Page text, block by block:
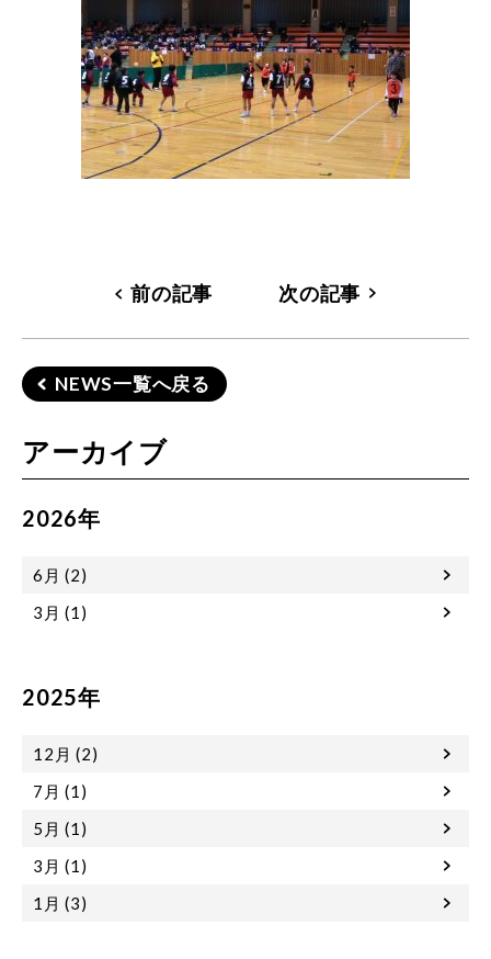
前の記事 次の記事
NEWS一覧へ戻る
アーカイブ
2026年
6月 (2)
3月 (1)
2025年
12月 (2)
7月 (1)
5月 (1)
3月 (1)
1月 (3)